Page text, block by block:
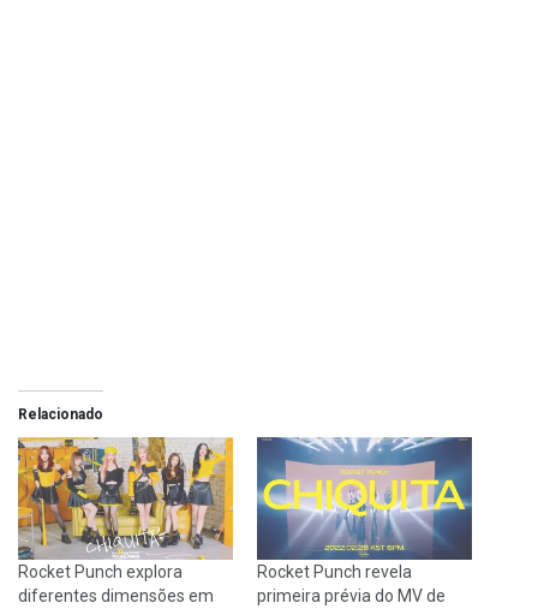
Relacionado
Rocket Punch explora
diferentes dimensões em
Rocket Punch revela
primeira prévia do MV de